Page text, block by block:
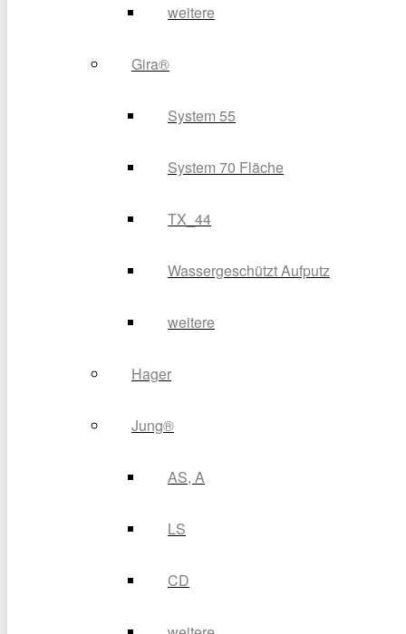
weitere
Gira®
System 55
System 70 Fläche
TX_44
Wassergeschützt Aufputz
weitere
Hager
Jung®
AS, A
LS
CD